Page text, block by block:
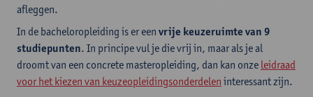
afleggen.
In de bacheloropleiding is er een vrije keuzeruimte van 9
studiepunten. In principe vul je die vrij in, maar als je al
droomt van een concrete masteropleiding, dan kan onze leidraad
voor het kiezen van keuzeopleidingsonderdelen interessant zijn.